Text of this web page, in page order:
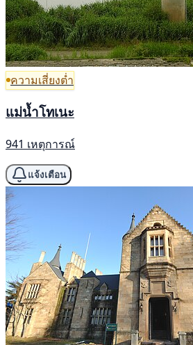
ความเสี่ยงต่ำ
แม่น้ำโทเนะ
941 เหตุการณ์
แจ้งเตือน